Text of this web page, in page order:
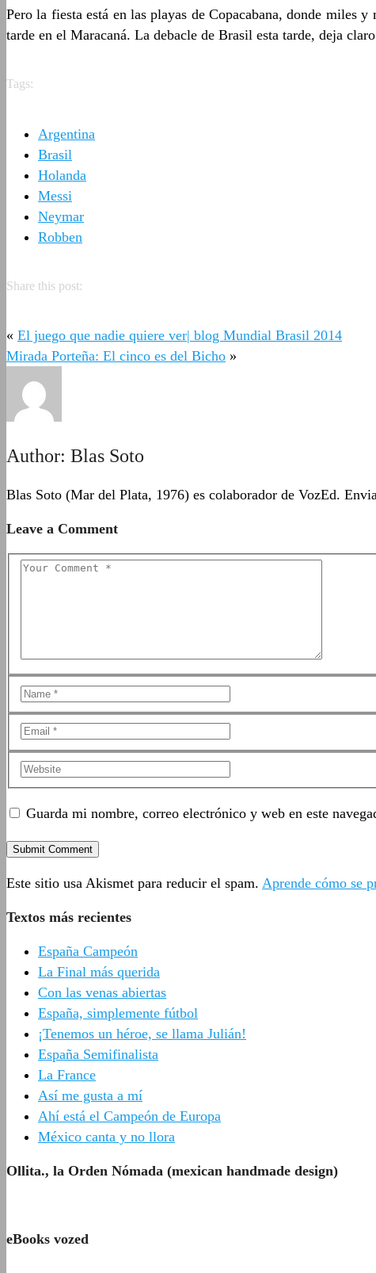
Pero la fiesta está en las playas de Copacabana, donde miles
tarde en el Maracaná. La debacle de Brasil esta tarde, deja
Tags:
Argentina
Brasil
Holanda
Messi
Neymar
Robben
Share this post:
« El juego que nadie quiere ver| blog Mundial Brasil 2014
Mirada Porteña: El cinco es del Bicho »
Author: Blas Soto
Blas Soto (Mar del Plata, 1976) es colaborador de VozEd.
Leave a Comment
Guarda mi nombre, correo electrónico y web en este
Este sitio usa Akismet para reducir el spam. Aprende cómo se
Textos más recientes
España Campeón
La Final más querida
Con las venas abiertas
España, simplemente fútbol
¡Tenemos un héroe, se llama Julián!
España Semifinalista
La France
Así me gusta a mí
Ahí está el Campeón de Europa
México canta y no llora
Ollita., la Orden Nómada (mexican handmade design)
eBooks vozed